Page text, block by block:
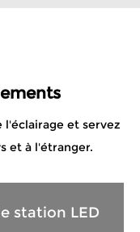
l'éclairage et servez
et à l'étranger.
station LED